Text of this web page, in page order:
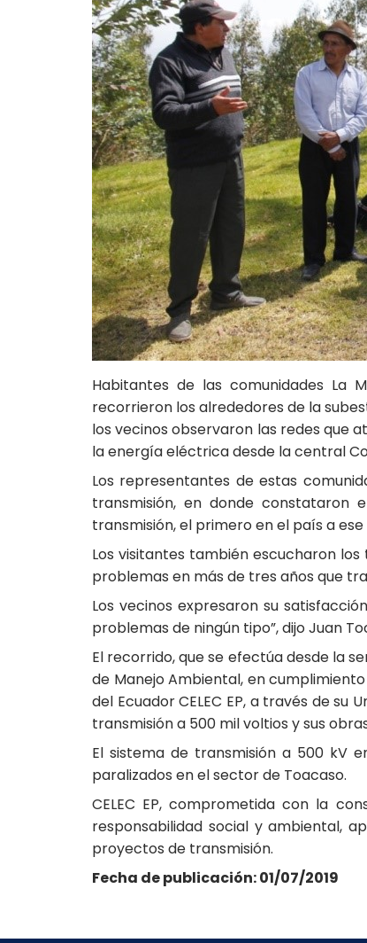
Habitantes de las comunidades La
recorrieron los alrededores de la
los vecinos observaron las redes que
la energía eléctrica desde la central
Los representantes de estas
transmisión, en donde constataron
transmisión, el primero en el país a
Los visitantes también escucharon
problemas en más de tres años que
Los vecinos expresaron su
problemas de ningún tipo”, dijo Juan
El recorrido, que se efectúa desde la
de Manejo Ambiental, en
del Ecuador CELEC EP, a través de su
transmisión a 500 mil voltios y sus
El sistema de transmisión a 500 kV
paralizados en el sector de Toacaso.
CELEC EP, comprometida con la
responsabilidad social y ambiental,
proyectos de transmisión.
Fecha de publicación: 01/07/2019